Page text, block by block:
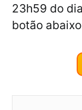
23h59 do
botão